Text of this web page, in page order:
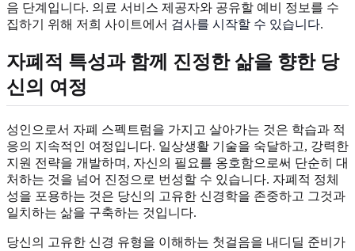
음 단계입니다. 의료 서비스 제공자와 공유할 예비 정보를 수
집하기 위해 저희 사이트에서 검사를 시작할 수 있습니다.
자폐적 특성과 함께 진정한 삶을 향한 당
신의 여정
성인으로서 자폐 스펙트럼을 가지고 살아가는 것은 학습과 적
응의 지속적인 여정입니다. 일상생활 기술을 숙달하고, 강력한
지원 전략을 개발하며, 자신의 필요를 옹호함으로써 단순히 대
처하는 것을 넘어 진정으로 번성할 수 있습니다. 자폐적 정체
성을 포용하는 것은 당신의 고유한 신경학을 존중하고 그것과
일치하는 삶을 구축하는 것입니다.
당신의 고유한 신경 유형을 이해하는 첫걸음을 내디딜 준비가